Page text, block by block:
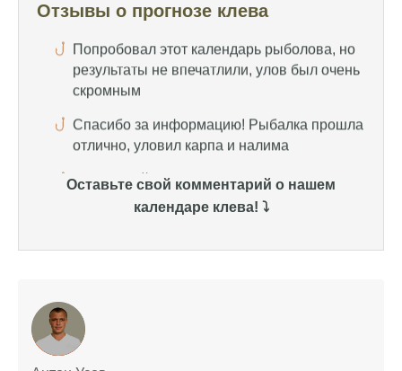
Отзывы о прогнозе клева
отлично, уловил карпа и налима
Уже второй раз пользуюсь этим прогнозом,
всегда помогает найти активных хищников
Сегодня благодаря прогнозу клева удалось
поймать крупного щуку, удивлен, но это
действительно работает
Сегодняшний прогноз клева оказался
Сегодняшний прогноз клева позволил мне
успешно поймать крупную щуку.
Оставьте свой комментарий о нашем
календаре клева! ⤵️